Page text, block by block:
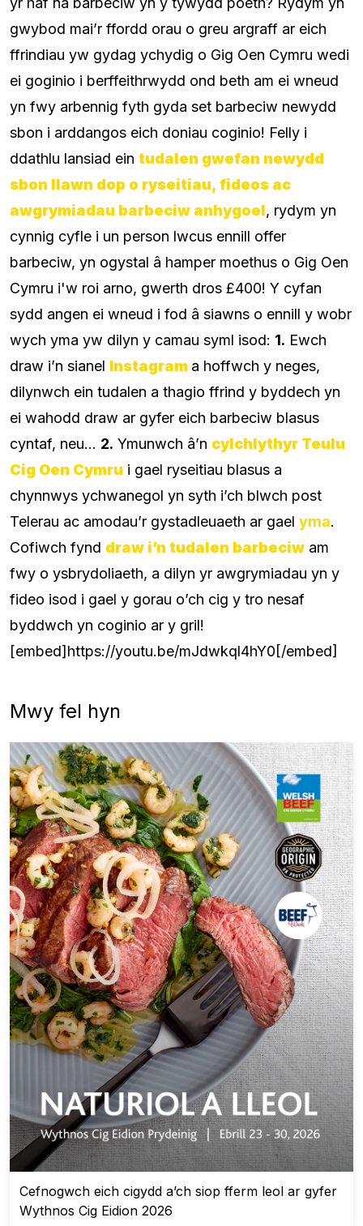
gwybod mai’r ffordd orau o greu argraff ar eich
ffrindiau yw gydag ychydig o Gig Oen Cymru wedi
ei goginio i berffeithrwydd ond beth am ei wneud
yn fwy arbennig fyth gyda set barbeciw newydd
sbon i arddangos eich doniau coginio! Felly i
ddathlu lansiad ein tudalen gwefan newydd
sbon llawn dop o ryseitiau, fideos ac
awgrymiadau barbeciw anhygoel, rydym yn
cynnig cyfle i un person lwcus ennill offer
barbeciw, yn ogystal â hamper moethus o Gig Oen
Cymru i'w roi arno, gwerth dros £400! Y cyfan
sydd angen ei wneud i fod â siawns o ennill y wobr
wych yma yw dilyn y camau syml isod: 1. Ewch
draw i’n sianel Instagram a hoffwch y neges,
dilynwch ein tudalen a thagio ffrind y byddech yn
ei wahodd draw ar gyfer eich barbeciw blasus
cyntaf, neu... 2. Ymunwch â’n cylchlythyr Teulu
Cig Oen Cymru i gael ryseitiau blasus a
chynnwys ychwanegol yn syth i’ch blwch post
Telerau ac amodau’r gystadleuaeth ar gael yma.
Cofiwch fynd draw i’n tudalen barbeciw am
fwy o ysbrydoliaeth, a dilyn yr awgrymiadau yn y
fideo isod i gael y gorau o’ch cig y tro nesaf
byddwch yn coginio ar y gril!
[embed]https://youtu.be/mJdwkql4hY0[/embed]
Mwy fel hyn
Cefnogwch eich cigydd a’ch siop fferm leol ar gyfer
Wythnos Cig Eidion 2026